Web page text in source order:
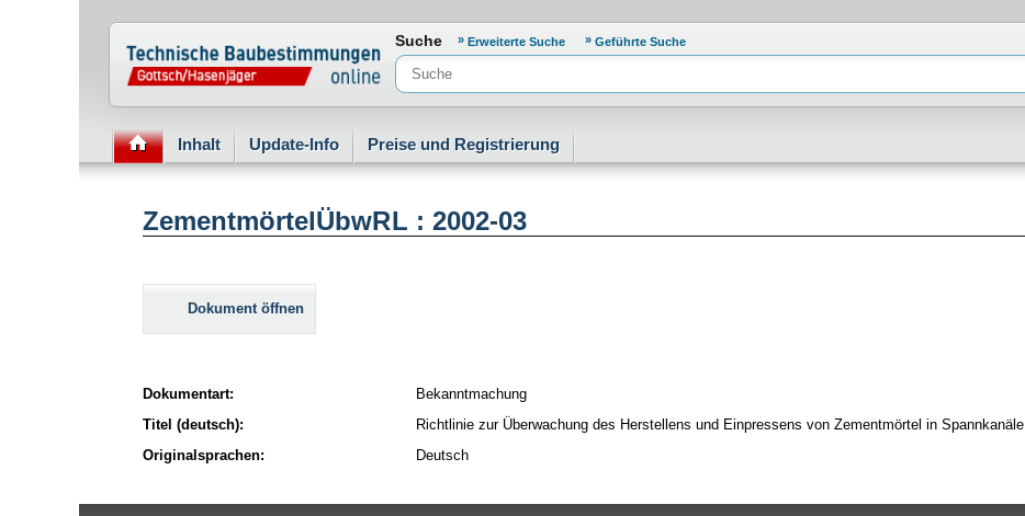
Normenportal Barrierefreiheit
Suche Erweiterte Suche Geführte Suche
Inhalt Update-Info Preise und Registrierung
ZementmörtelÜbwRL : 2002-03
Dokument öffnen
Dokumentart:
Bekanntmachung
Titel (deutsch):
Richtlinie zur Überwachung des Herstellens und Einpressens von Zementmörtel in Spannkanäle
Originalsprachen:
Deutsch